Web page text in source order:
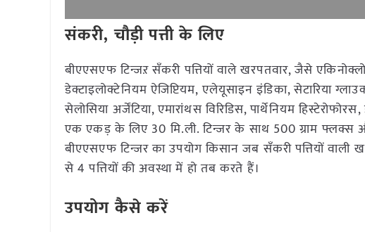
संकरी, चौड़ी पत्ती के लिए
बीएएसएफ टिन्जऱ सँकरी पत्तियों वाले खरपतवार, जैसे
डेक्टाइलोक्टेनियम ऐजिप्टियम, एलेयूसाइन इंडिका, सेटारिया
सेलोसिया अर्जेंटिया, एमारांथस विरिडिस, पार्थेनियम
एक एकड़ के लिए 30 मि.ली. टिन्जर के साथ 500 ग्राम फ्लक्स
बीएएसएफ टिन्जर का उपयोग किसान जब सँकरी पत्तियों वाली
से 4 पत्तियों की अवस्था में हो तब करते हैं।
उपयोग कैसे करें